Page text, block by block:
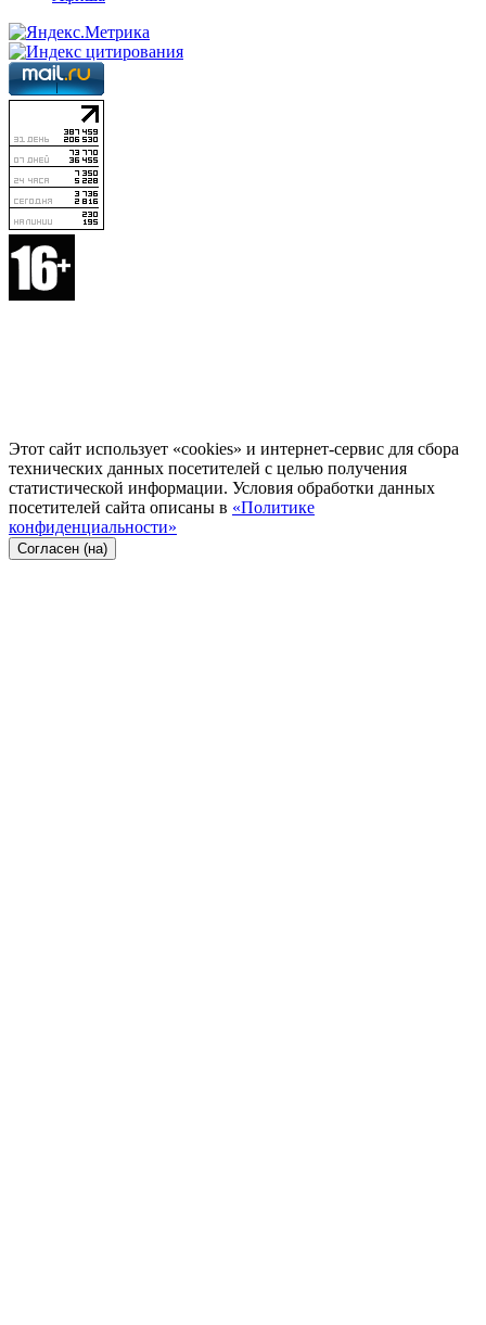
Этот сайт использует «cookies» и интернет-сервис для сбора
технических данных посетителей с целью получения
статистической информации. Условия обработки данных
посетителей сайта описаны в «Политике
конфиденциальности»
Согласен (на)